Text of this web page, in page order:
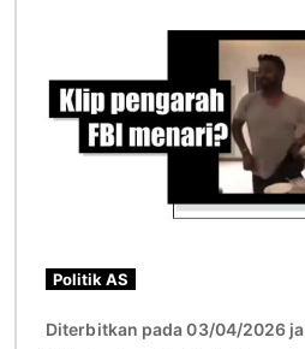
Politik AS
Diterbitkan pada 03/04/2026